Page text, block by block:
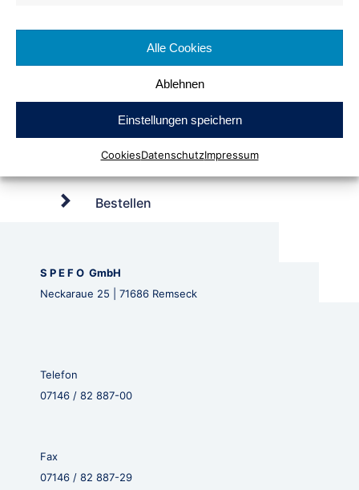
Alle Cookies
Ablehnen
Einstellungen speichern
CookiesDatenschutzImpressum
Bahnenbreite: ca. 200 cm
Brennverhalten: Cfl-s1
Bestellen
S P E F O GmbH
Neckaraue 25 | 71686 Remseck
Telefon
07146 / 82 887-00
Fax
07146 / 82 887-29